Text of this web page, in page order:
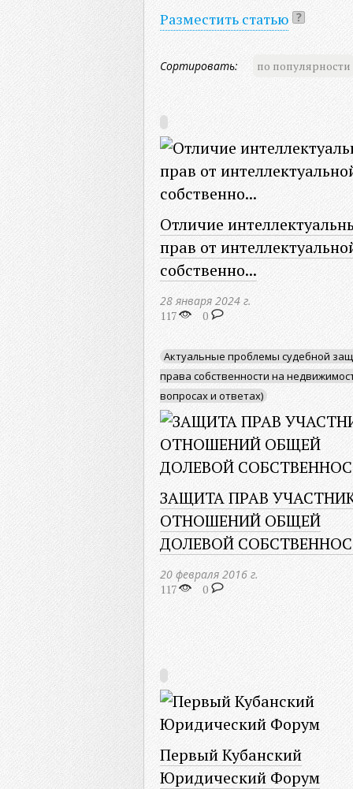
Разместить статью
Сортировать: по популярности
Отличие
прав от
собственно...
28 января 2024 г.
117
0
Актуальные проблемы судебной
права собственности на
вопросах и ответах)
ЗАЩИТА ПРАВ
ОТНОШЕНИЙ ОБЩЕЙ
ДОЛЕВОЙ
20 февраля 2016 г.
117
0
Первый Кубанский
Юридический Форум